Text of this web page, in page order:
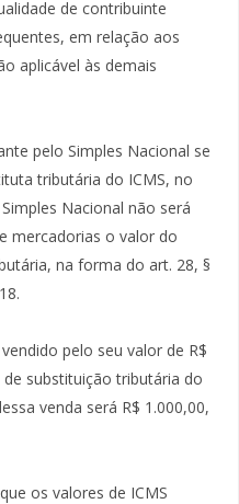
de contribuinte
em relação aos
aplicável às demais
pelo Simples Nacional se
tributária do ICMS, no
Nacional não será
mercadorias o valor do
na forma do art. 28, §
pelo seu valor de R$
substituição tributária do
venda será R$ 1.000,00,
os valores de ICMS